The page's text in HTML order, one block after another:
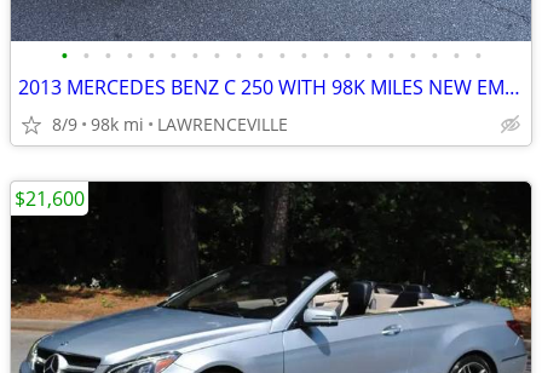
• • • • • • • • • • • • • • • • • • • •
2013 MERCEDES BENZ C 250 WITH 98K MILES NEW EMISSIONS & CARFAX IN HAND
8/9 98k mi LAWRENCEVILLE
$21,600